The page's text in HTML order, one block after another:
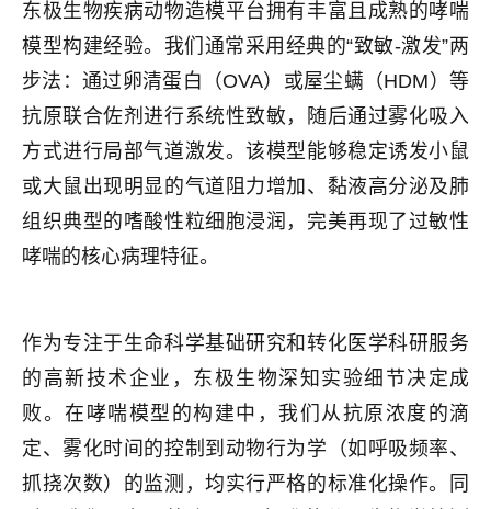
东极生物疾病动物造模平台拥有丰富且成熟的哮喘
模型构建经验。我们通常采用经典的“致敏-激发”两
步法：通过卵清蛋白（OVA）或屋尘螨（HDM）等
抗原联合佐剂进行系统性致敏，随后通过雾化吸入
方式进行局部气道激发。该模型能够稳定诱发小鼠
或大鼠出现明显的气道阻力增加、黏液高分泌及肺
组织典型的嗜酸性粒细胞浸润，完美再现了过敏性
哮喘的核心病理特征。
作为专注于生命科学基础研究和转化医学科研服务
的高新技术企业，东极生物深知实验细节决定成
败。在哮喘模型的构建中，我们从抗原浓度的滴
定、雾化时间的控制到动物行为学（如呼吸频率、
抓挠次数）的监测，均实行严格的标准化操作。同